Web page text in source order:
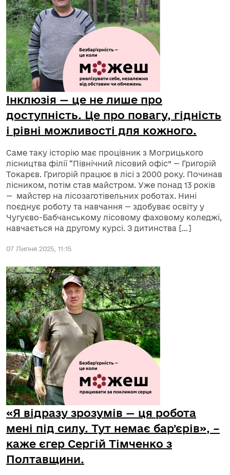
Інклюзія — це не лише про
доступність. Це про повагу, гідність
і рівні можливості для кожного.
Саме таку історію має процівник з Могрицького
лісництва філії “Північний лісовий офіс” — Григорій
Токарєв. Григорій працює в лісі з 2000 року. Починав
лісником, потім став майстром. Уже понад 13 років
— майстер на лісозаготівельних роботах. Нині
поєднує роботу та навчання — здобуває освіту у
Чугуєво-Бабчанському лісовому фаховому коледжі,
навчається на другому курсі. З дитинства […]
07 Липня 2025, 11:15
«Я відразу зрозумів — ця робота
мені під силу. Тут немає барʼєрів», –
каже єгер Сергій Тімченко з
Полтавщини.